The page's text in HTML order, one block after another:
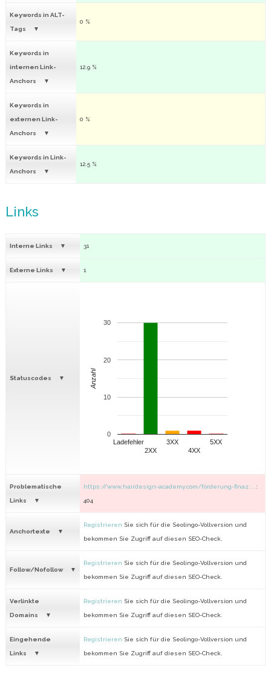
Keywords in ALT-
Tags
0 %
Keywords in
internen Link-
Anchors
12.9 %
Keywords in
externen Link-
Anchors
0 %
Keywords in Link-
Anchors
12.5 %
Links
Interne Links 31
Externe Links 1
Statuscodes
Ladefehler
2XX
3XX
4XX
5XX
0
10
20
30
Anzahl
Problematische
Links
https://www.hairdesign-academy.com/förderung-finaz ... :
404
Anchortexte
Registrieren Sie sich für die Seolingo-Vollversion und
bekommen Sie Zugriff auf diesen SEO-Check.
Follow/Nofollow
Registrieren Sie sich für die Seolingo-Vollversion und
bekommen Sie Zugriff auf diesen SEO-Check.
Verlinkte
Domains
Registrieren Sie sich für die Seolingo-Vollversion und
bekommen Sie Zugriff auf diesen SEO-Check.
Eingehende
Links
Registrieren Sie sich für die Seolingo-Vollversion und
bekommen Sie Zugriff auf diesen SEO-Check.